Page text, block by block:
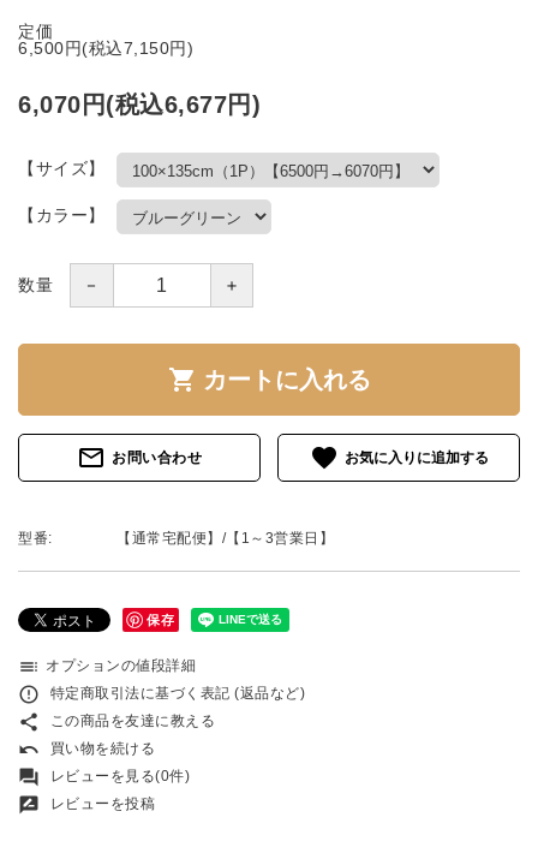
定価
6,500円(税込7,150円)
6,070円(税込6,677円)
【サイズ】
【カラー】
数量 － ＋
shopping_cart カートに入れる
mail_outline お問い合わせ favorite
型番: 【通常宅配便】/【1～3営業日】
保存
toc オプションの値段詳細
error_outline 特定商取引法に基づく表記 (返品など)
share この商品を友達に教える
undo 買い物を続ける
forum レビューを見る(0件)
rate_review レビューを投稿